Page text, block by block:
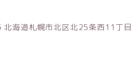
海道札幌市北区北25条西11丁目